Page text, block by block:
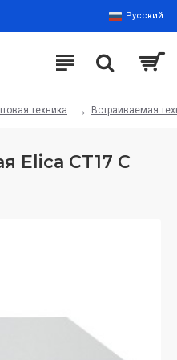
Русский
техника Встраиваемая
Elica CT17 C